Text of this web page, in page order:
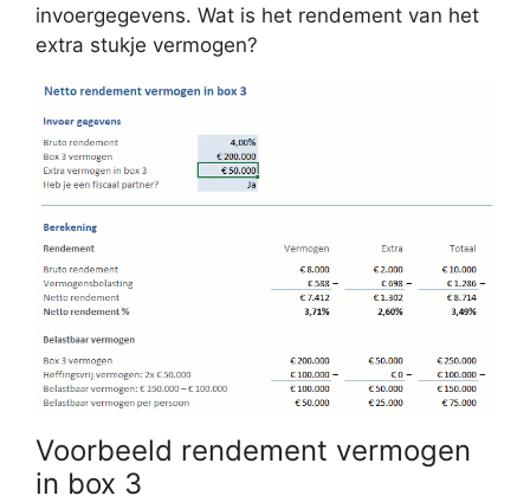
invoergegevens. Wat is het rendement van het
extra stukje vermogen?
Voorbeeld rendement vermogen
in box 3